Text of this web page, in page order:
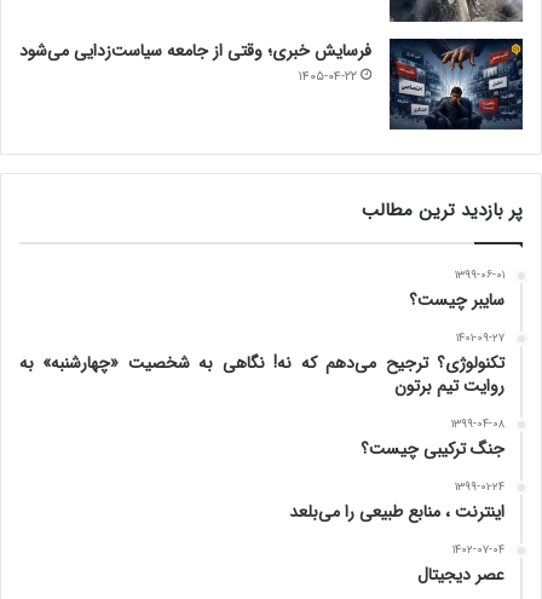
فرسایش خبری؛ وقتی از جامعه سیاست‌زدایی می‌شود
۱۴۰۵-۰۴-۲۲
پر بازدید ترین مطالب
۱۳۹۹-۰۶-۰۱
سایبر چیست؟
۱۴۰۱-۰۹-۲۷
تکنولوژی؟ ترجیح می‌دهم که نه! نگاهی به شخصیت «چهارشنبه» به
روایت تیم برتون
۱۳۹۹-۰۴-۰۸
جنگ ترکیبی چیست؟
۱۳۹۹-۰۱-۲۴
اینترنت ، منابع طبیعی را می‌بلعد
۱۴۰۲-۰۷-۰۴
عصر دیجیتال